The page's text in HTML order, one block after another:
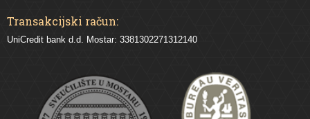
Transakcijski račun:
UniCredit bank d.d. Mostar: 3381302271312140